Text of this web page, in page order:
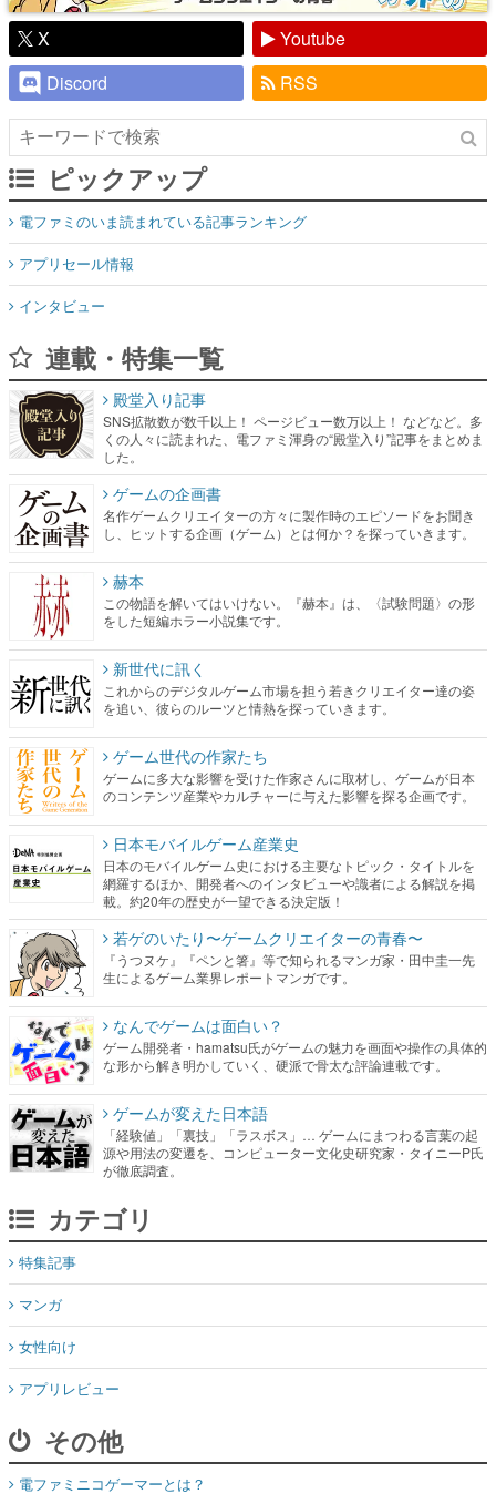
X
Youtube
Discord
RSS
ピックアップ
電ファミのいま読まれている記事ランキング
アプリセール情報
インタビュー
連載・特集一覧
殿堂入り記事
SNS拡散数が数千以上！ ページビュー数万以上！ などなど。多
くの人々に読まれた、電ファミ渾身の“殿堂入り”記事をまとめま
した。
ゲームの企画書
名作ゲームクリエイターの方々に製作時のエピソードをお聞き
し、ヒットする企画（ゲーム）とは何か？を探っていきます。
赫本
この物語を解いてはいけない。『赫本』は、〈試験問題〉の形
をした短編ホラー小説集です。
新世代に訊く
これからのデジタルゲーム市場を担う若きクリエイター達の姿
を追い、彼らのルーツと情熱を探っていきます。
ゲーム世代の作家たち
ゲームに多大な影響を受けた作家さんに取材し、ゲームが日本
のコンテンツ産業やカルチャーに与えた影響を探る企画です。
日本モバイルゲーム産業史
日本のモバイルゲーム史における主要なトピック・タイトルを
網羅するほか、開発者へのインタビューや識者による解説を掲
載。約20年の歴史が一望できる決定版！
若ゲのいたり〜ゲームクリエイターの青春〜
『うつヌケ』『ペンと箸』等で知られるマンガ家・田中圭一先
生によるゲーム業界レポートマンガです。
なんでゲームは面白い？
ゲーム開発者・hamatsu氏がゲームの魅力を画面や操作の具体的
な形から解き明かしていく、硬派で骨太な評論連載です。
ゲームが変えた日本語
「経験値」「裏技」「ラスボス」… ゲームにまつわる言葉の起
源や用法の変遷を、コンピューター文化史研究家・タイニーP氏
が徹底調査。
カテゴリ
特集記事
マンガ
女性向け
アプリレビュー
その他
電ファミニコゲーマーとは？